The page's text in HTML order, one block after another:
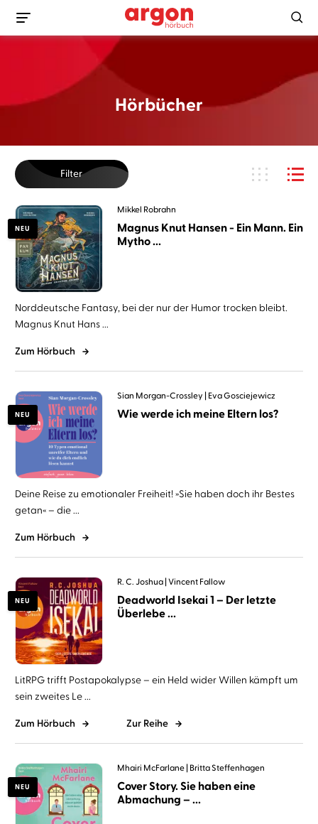
Hörbücher
Filter
NEU
Mikkel Robrahn
Magnus Knut Hansen - Ein Mann. Ein
Mytho ...
Norddeutsche Fantasy, bei der nur der Humor trocken bleibt.
Magnus Knut Hans ...
Zum Hörbuch
NEU
Sian Morgan-Crossley Eva Gosciejewicz
Wie werde ich meine Eltern los?
Deine Reise zu emotionaler Freiheit! »Sie haben doch ihr Bestes
getan« – die ...
Zum Hörbuch
NEU
R. C. Joshua Vincent Fallow
Deadworld Isekai 1 – Der letzte
Überlebe ...
LitRPG trifft Postapokalypse – ein Held wider Willen kämpft um
sein zweites Le ...
Zum Hörbuch Zur Reihe
NEU
Mhairi McFarlane Britta Steffenhagen
Cover Story. Sie haben eine
Abmachung – ...